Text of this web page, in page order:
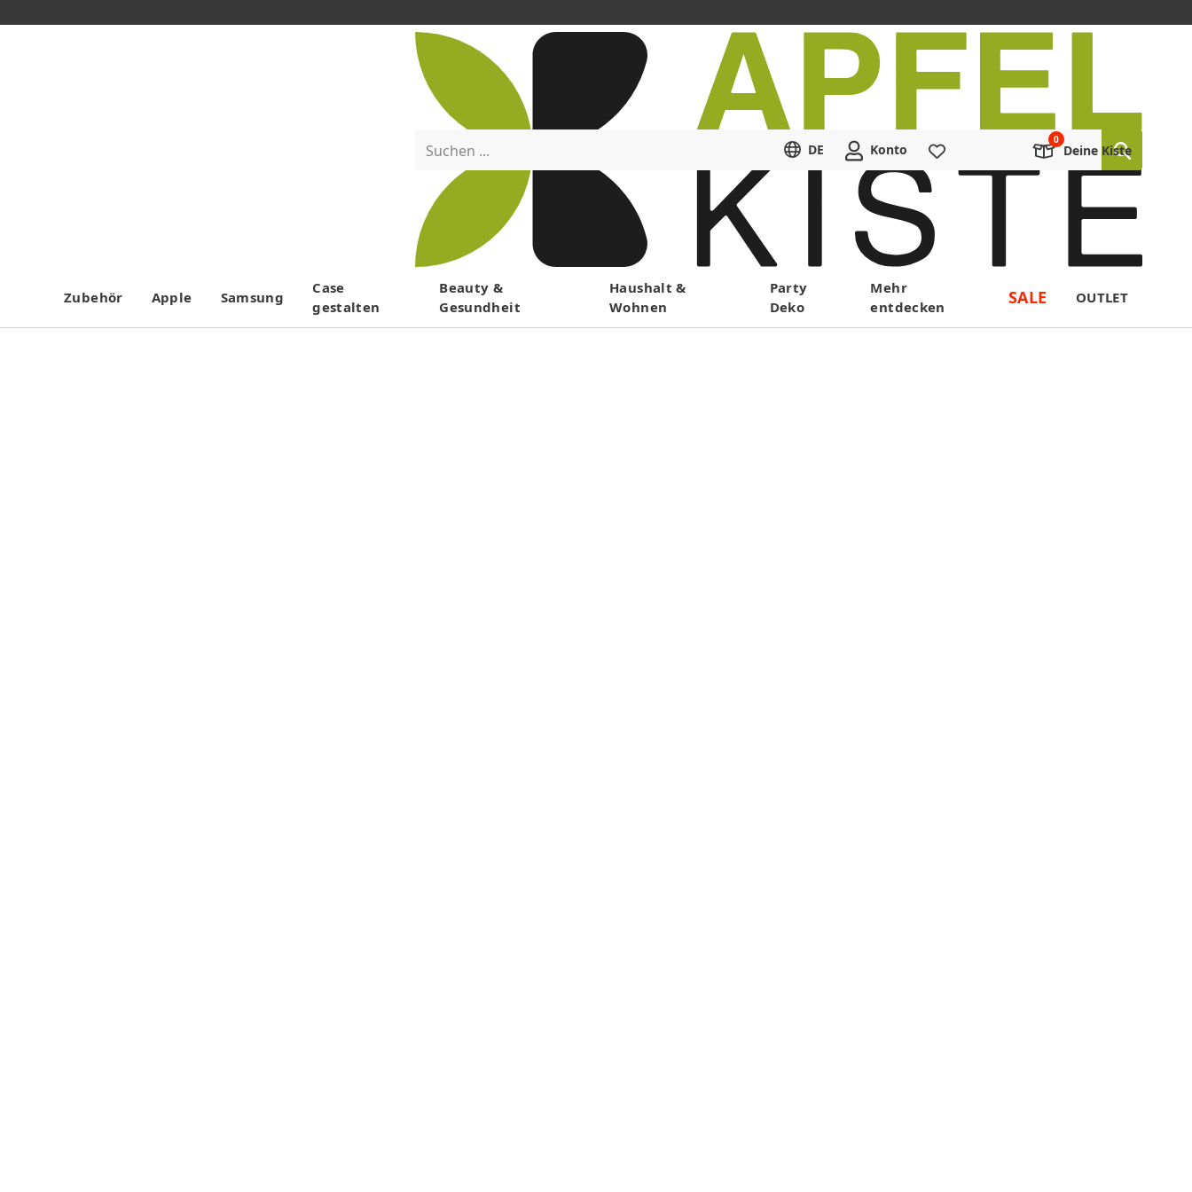
Menü
Suchen ... DE Konto Deine Kiste
Zubehör Apple Samsung
Case
gestalten
Beauty &
Gesundheit
Haushalt &
Wohnen
Party
Deko
Mehr
entdecken
SALE OUTLET